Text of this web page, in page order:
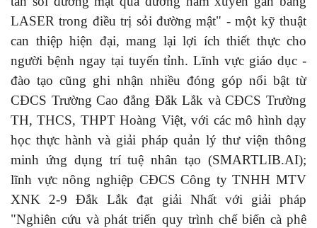
LASER trong điều trị sỏi đường mật" - một kỹ thuật
can thiệp hiện đại, mang lại lợi ích thiết thực cho
người bệnh ngay tại tuyến tỉnh. Lĩnh vực giáo dục -
đào tạo cũng ghi nhận nhiều đóng góp nổi bật từ
CĐCS Trường Cao đẳng Đắk Lắk và CĐCS Trường
TH, THCS, THPT Hoàng Việt, với các mô hình dạy
học thực hành và giải pháp quản lý thư viện thông
minh ứng dụng trí tuệ nhân tạo (SMARTLIB.AI);
lĩnh vực nông nghiệp CĐCS Công ty TNHH MTV
XNK 2-9 Đắk Lắk đạt giải Nhất với giải pháp
"Nghiên cứu và phát triển quy trình chế biến cà phê